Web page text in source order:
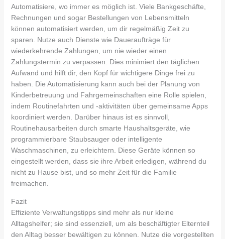
Automatisiere, wo immer es möglich ist. Viele Bankgeschäfte,
Rechnungen und sogar Bestellungen von Lebensmitteln
können automatisiert werden, um dir regelmäßig Zeit zu
sparen. Nutze auch Dienste wie Daueraufträge für
wiederkehrende Zahlungen, um nie wieder einen
Zahlungstermin zu verpassen. Dies minimiert den täglichen
Aufwand und hilft dir, den Kopf für wichtigere Dinge frei zu
haben. Die Automatisierung kann auch bei der Planung von
Kinderbetreuung und Fahrgemeinschaften eine Rolle spielen,
indem Routinefahrten und -aktivitäten über gemeinsame Apps
koordiniert werden. Darüber hinaus ist es sinnvoll,
Routinehausarbeiten durch smarte Haushaltsgeräte, wie
programmierbare Staubsauger oder intelligente
Waschmaschinen, zu erleichtern. Diese Geräte können so
eingestellt werden, dass sie ihre Arbeit erledigen, während du
nicht zu Hause bist, und so mehr Zeit für die Familie
freimachen.
Fazit
Effiziente Verwaltungstipps sind mehr als nur kleine
Alltagshelfer; sie sind essenziell, um als beschäftigter Elternteil
den Alltag besser bewältigen zu können. Nutze die vorgestellten